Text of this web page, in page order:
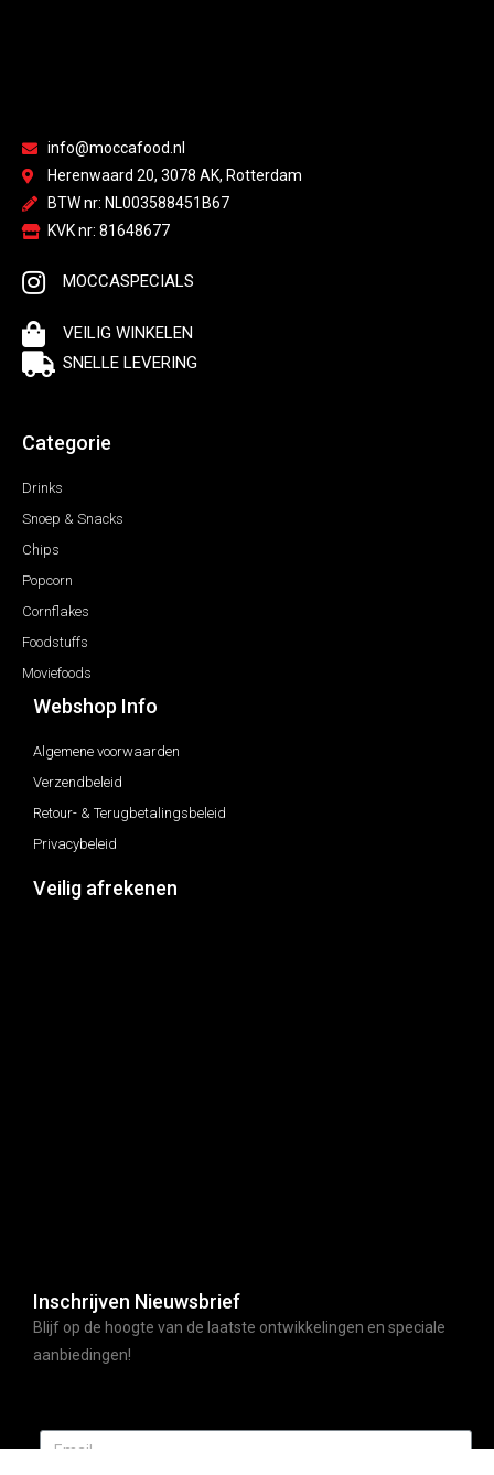
info@moccafood.nl
Herenwaard 20, 3078 AK, Rotterdam
BTW nr: NL003588451B67
KVK nr: 81648677
MOCCASPECIALS
VEILIG WINKELEN
SNELLE LEVERING
Categorie
Drinks
Snoep & Snacks
Chips
Popcorn
Cornflakes
Foodstuffs
Moviefoods
Webshop Info
Algemene voorwaarden
Verzendbeleid
Retour- & Terugbetalingsbeleid
Privacybeleid
Veilig afrekenen
Inschrijven Nieuwsbrief
Blijf op de hoogte van de laatste ontwikkelingen en speciale
aanbiedingen!